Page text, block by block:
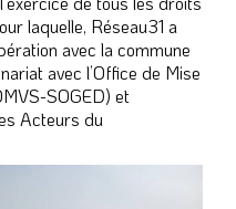
laquelle, Réseau31 a
avec la commune
avec l’Office de Mise
SOGED) et
Acteurs du